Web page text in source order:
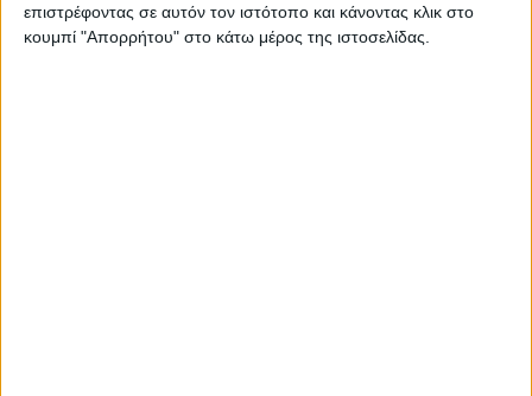
επιστρέφοντας σε αυτόν τον ιστότοπο και κάνοντας κλικ στο
κουμπί "Απορρήτου" στο κάτω μέρος της ιστοσελίδας.
Τελευταίες Ειδήσεις Σήμερα